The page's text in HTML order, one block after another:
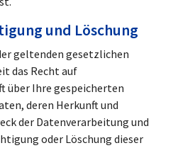
und Löschung
geltenden gesetzlichen
das Recht auf
über Ihre gespeicherten
deren Herkunft und
der Datenverarbeitung und
oder Löschung dieser